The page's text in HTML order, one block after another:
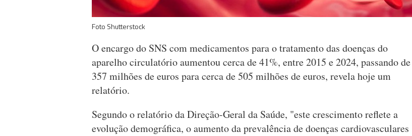
Foto Shutterstock
O encargo do SNS com medicamentos para o tratamento das doenças do
aparelho circulatório aumentou cerca de 41%, entre 2015 e 2024, passando de
357 milhões de euros para cerca de 505 milhões de euros, revela hoje um
relatório.
Segundo o relatório da Direção-Geral da Saúde, "este crescimento reflete a
evolução demográfica, o aumento da prevalência de doenças cardiovasculares